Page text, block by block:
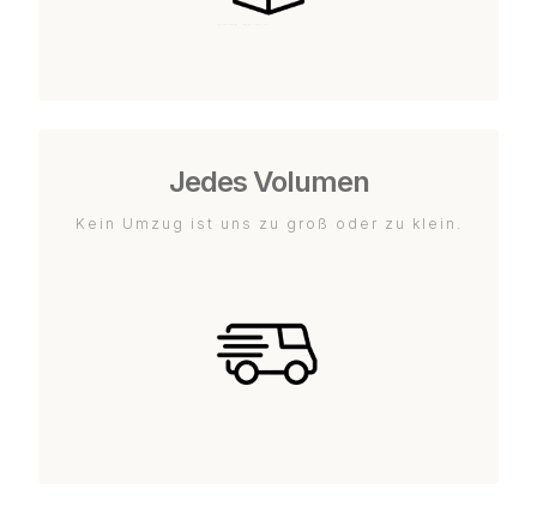
Jedes Volumen
Kein Umzug ist uns zu groß oder zu klein.